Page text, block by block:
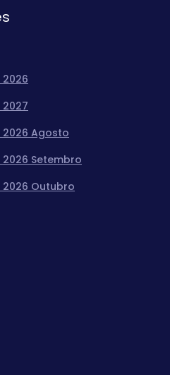
Agosto
Setembro
Outubro